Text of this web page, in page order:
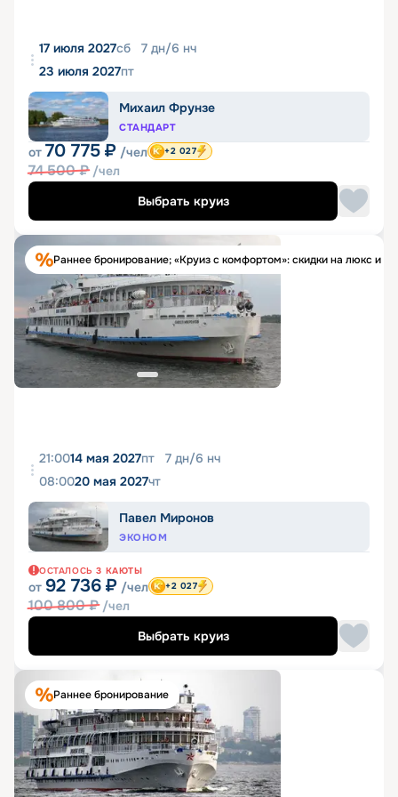
17 июля 2027сб 7 дн/6 нч
23 июля 2027пт
Михаил Фрунзе
СТАНДАРТ
от 70 775 ₽ /чел
74 500₽ /чел
+2 027
Выбрать круиз
Раннее бронирование; «Круиз с комфортом»: скидки на люкс и
21:0014 мая 2027пт 7 дн/6 нч
08:0020 мая 2027чт
Павел Миронов
ЭКОНОМ
ОСТАЛОСЬ 3 КАЮТЫ
от 92 736 ₽ /чел
100 800₽ /чел
+2 027
Выбрать круиз
Раннее бронирование